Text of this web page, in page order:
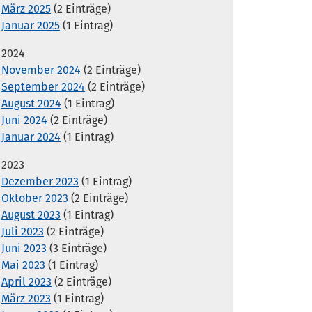
März 2025 (2 Einträge)
Januar 2025 (1 Eintrag)
2024
November 2024 (2 Einträge)
September 2024 (2 Einträge)
August 2024 (1 Eintrag)
Juni 2024 (2 Einträge)
Januar 2024 (1 Eintrag)
2023
Dezember 2023 (1 Eintrag)
Oktober 2023 (2 Einträge)
August 2023 (1 Eintrag)
Juli 2023 (2 Einträge)
Juni 2023 (3 Einträge)
Mai 2023 (1 Eintrag)
April 2023 (2 Einträge)
März 2023 (1 Eintrag)